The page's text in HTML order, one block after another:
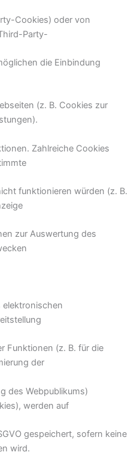
Cookies) oder von
Party-
die Einbindung
(z. B. Cookies zur
Zahlreiche Cookies
funktionieren würden (z. B.
zur Auswertung des
elektronischen
Funktionen (z. B. für die
der
des Webpublikums)
werden auf
gespeichert, sofern keine
wird.